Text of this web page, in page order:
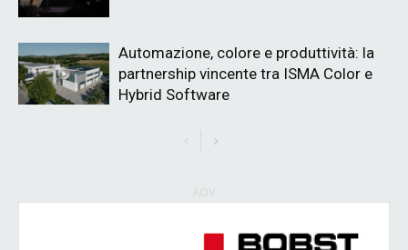
Automazione, colore e produttività: la
partnership vincente tra ISMA Color e
Hybrid Software